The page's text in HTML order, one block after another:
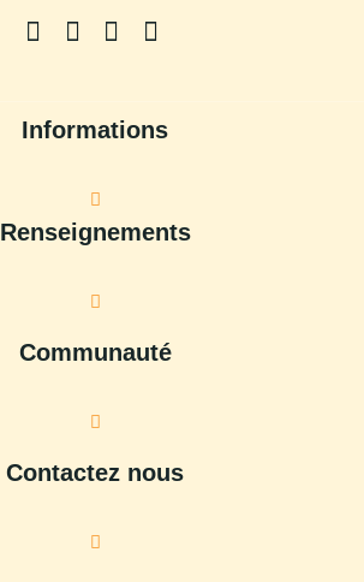
Informations
Renseignements
Communauté
Contactez nous